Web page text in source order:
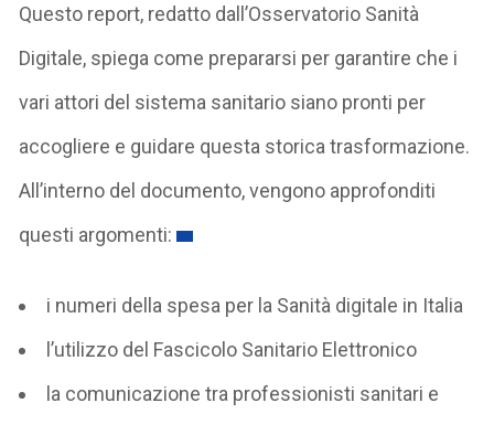
Questo report, redatto dall’Osservatorio Sanità
Digitale, spiega come prepararsi per garantire che i
vari attori del sistema sanitario siano pronti per
accogliere e guidare questa storica trasformazione.
All’interno del documento, vengono approfonditi
questi argomenti:
i numeri della spesa per la Sanità digitale in Italia
l’utilizzo del Fascicolo Sanitario Elettronico
la comunicazione tra professionisti sanitari e